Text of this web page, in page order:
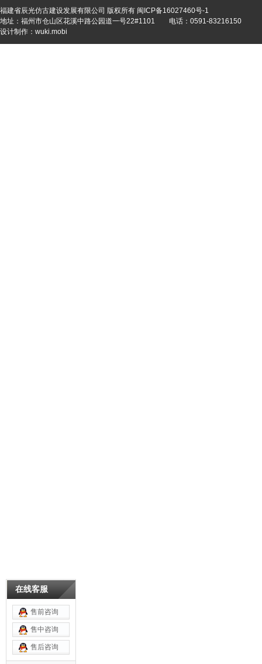
福建省辰光仿古建设发展有限公司 版权所有 闽ICP备16027460号-1
地址：福州市仓山区花溪中路公园道一号22#1101
电话：0591-83216150
设计制作： wuki.mobi
在线客服
售前咨询
售中咨询
售后咨询